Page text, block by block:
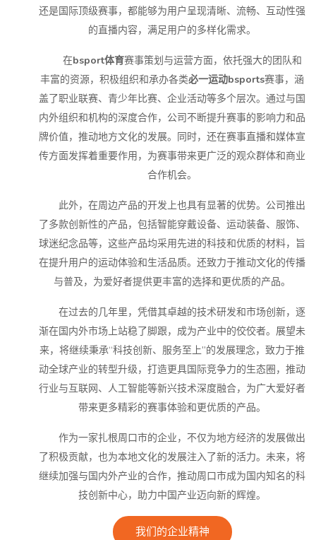
还是国际顶级赛事，都能够为用户呈现清晰、流畅、互动性强
的直播内容，满足用户的多样化需求。
在bsport体育赛事策划与运营方面，依托强大的团队和
丰富的资源，积极组织和承办各类必一运动bsports赛事，涵
盖了职业联赛、青少年比赛、企业活动等多个层次。通过与国
内外组织和机构的深度合作，公司不断提升赛事的影响力和品
牌价值，推动地方文化的发展。同时，还在赛事直播和媒体宣
传方面发挥着重要作用，为赛事带来更广泛的观众群体和商业
合作机会。
此外，在周边产品的开发上也具有显著的优势。公司推出
了多款创新性的产品，包括智能穿戴设备、运动装备、服饰、
球迷纪念品等，这些产品均采用先进的科技和优质的材料，旨
在提升用户的运动体验和生活品质。还致力于推动文化的传播
与普及，为爱好者提供更丰富的选择和更优质的产品。
在过去的几年里，凭借其卓越的技术研发和市场创新，逐
渐在国内外市场上站稳了脚跟，成为产业中的佼佼者。展望未
来，将继续秉承“科技创新、服务至上”的发展理念，致力于推
动全球产业的转型升级，打造更具国际竞争力的生态圈，推动
行业与互联网、人工智能等新兴技术深度融合，为广大爱好者
带来更多精彩的赛事体验和更优质的产品。
作为一家扎根周口市的企业，不仅为地方经济的发展做出
了积极贡献，也为本地文化的发展注入了新的活力。未来，将
继续加强与国内外产业的合作，推动周口市成为国内知名的科
技创新中心，助力中国产业迈向新的辉煌。
我们的企业精神